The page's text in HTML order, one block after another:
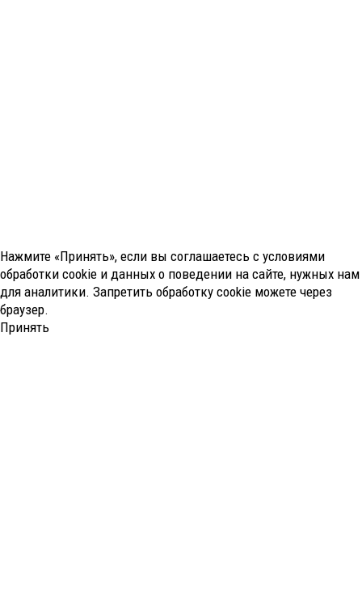
Нажмите «Принять», если вы соглашаетесь с условиями
обработки cookie и данных о поведении на сайте, нужных нам
для аналитики. Запретить обработку cookie можете через
браузер.
Принять